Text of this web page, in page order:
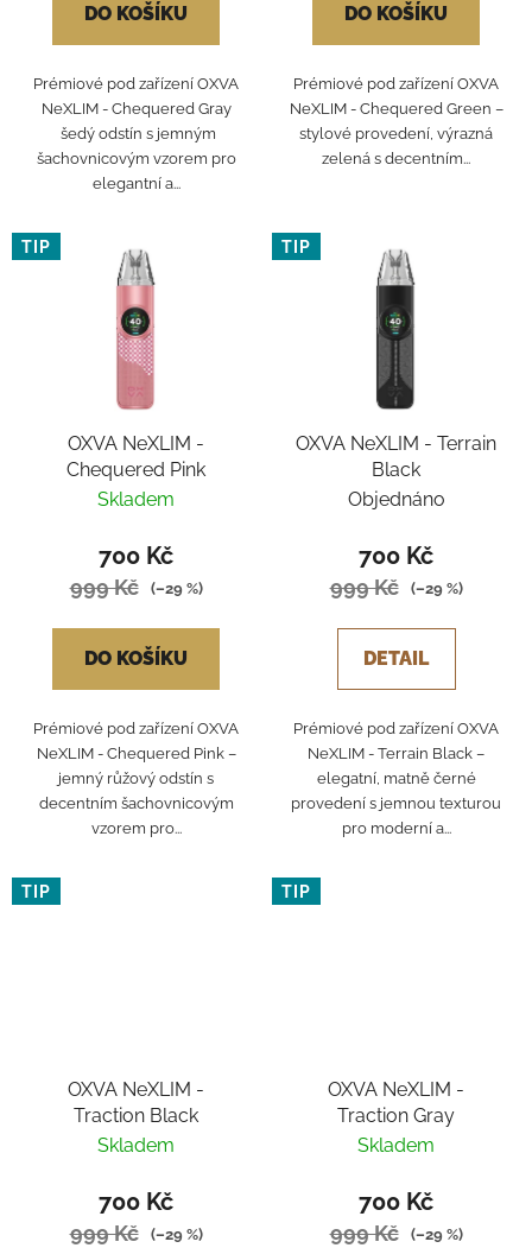
DO KOŠÍKU
Prémiové pod zařízení OXVA
NeXLIM - Chequered Gray
šedý odstín s jemným
šachovnicovým vzorem pro
elegantní a...
DO KOŠÍKU
Prémiové pod zařízení OXVA
NeXLIM - Chequered Green –
stylové provedení, výrazná
zelená s decentním...
TIP
OXVA NeXLIM -
Chequered Pink
Skladem
700 Kč
999 Kč (–29 %)
DO KOŠÍKU
Prémiové pod zařízení OXVA
NeXLIM - Chequered Pink –
jemný růžový odstín s
decentním šachovnicovým
vzorem pro...
TIP
OXVA NeXLIM - Terrain
Black
Objednáno
700 Kč
999 Kč (–29 %)
DETAIL
Prémiové pod zařízení OXVA
NeXLIM - Terrain Black –
elegatní, matně černé
provedení s jemnou texturou
pro moderní a...
TIP
OXVA NeXLIM -
Traction Black
Skladem
700 Kč
999 Kč (–29 %)
TIP
OXVA NeXLIM -
Traction Gray
Skladem
700 Kč
999 Kč (–29 %)